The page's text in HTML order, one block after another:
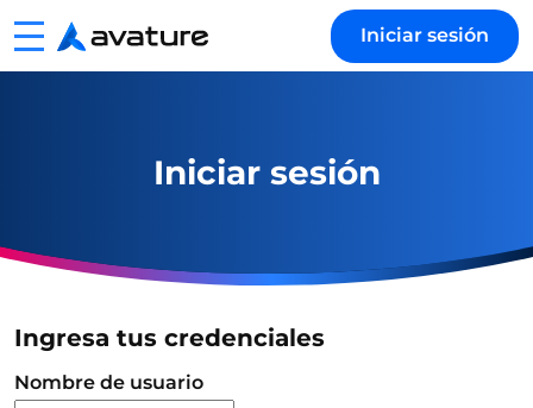
Iniciar sesión
Iniciar sesión
Ingresa tus credenciales
Inicio de sesión
Nombre de usuario